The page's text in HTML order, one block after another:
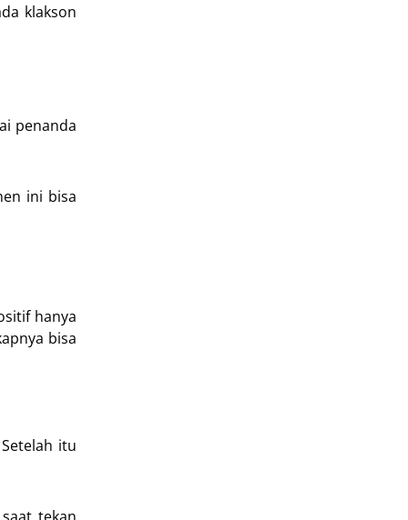
klakson
penanda
ini bisa
hanya
bisa
itu
tekan